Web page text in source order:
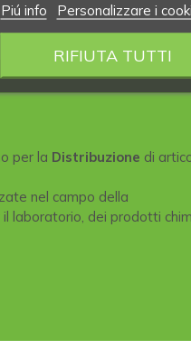
per la Distribuzione di
nel campo della
laboratorio, dei prodotti
Piú info Personalizzare i
RIFIUTA TUTTI